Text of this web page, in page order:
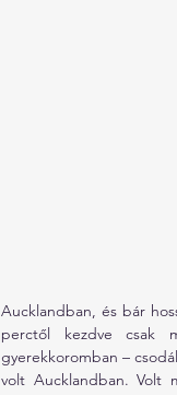
Aucklandban, és bár
perctől kezdve csak
gyerekkoromban –
volt Aucklandban. Volt